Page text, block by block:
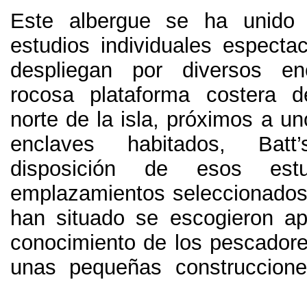
Este albergue se ha
estudios individuales
despliegan por diversos
rocosa plataforma costera
norte de la isla, próximos a
enclaves habitados,
disposición de esos
emplazamientos
han situado se escogieron
conocimiento de los
unas pequeñas